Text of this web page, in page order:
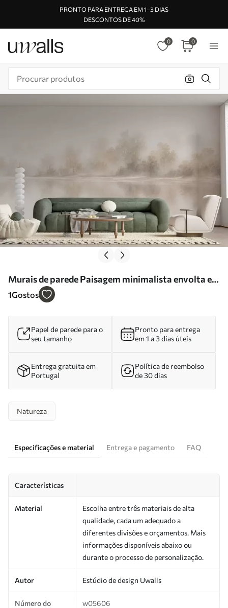
PRONTO PARA ENTREGA EM 1–3 DIAS
DESCONTOS DE 40%
0 0
Murais de parede Paisagem minimalista envolta em
neblina, com reflexos delicados em tons neutros e
1Gostos
Papel de parede para o
seu tamanho
Pronto para entrega
em 1 a 3 dias úteis
Entrega gratuita em
Portugal
Política de reembolso
de 30 dias
Natureza
Especificações e material Entrega e pagamento FAQ
Características
Material
Escolha entre três materiais de alta
qualidade, cada um adequado a
diferentes divisões e orçamentos. Mais
informações disponíveis abaixo ou
durante o processo de personalização.
Autor Estúdio de design Uwalls
Número do
w05606